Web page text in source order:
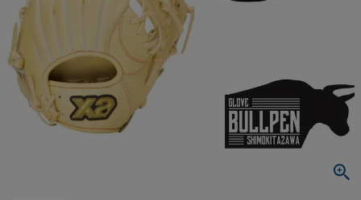
商品が見つからない方はこちら
最近閲覧した商品